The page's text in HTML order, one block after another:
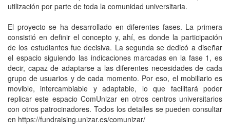
utilización por parte de toda la comunidad universitaria.
El proyecto se ha desarrollado en diferentes fases. La primera
consistió en definir el concepto y, ahí, es donde la participación
de los estudiantes fue decisiva. La segunda se dedicó a diseñar
el espacio siguiendo las indicaciones marcadas en la fase 1, es
decir, capaz de adaptarse a las diferentes necesidades de cada
grupo de usuarios y de cada momento. Por eso, el mobiliario es
movible, intercambiable y adaptable, lo que facilitará poder
replicar este espacio ComUnizar en otros centros universitarios
con otros patrocinadores. Todos los detalles se pueden consultar
en https://fundraising.unizar.es/comunizar/